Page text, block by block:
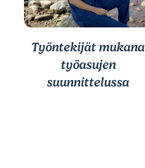
Työntekijät mukana
työasujen
suunnittelussa